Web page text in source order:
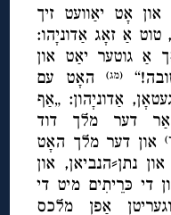
אָט יאַוועט זיך
טוט אַ זאָג אַדוניָהו:
אַ גוטער יאַט און
(מג)
האָט עם
אַדוניָהון: „אַף
דער מלך דוד
און דער מלך האָט
נתן⸗הנביאן, און
די כּרֵיתִים מיט די
אַפן מלכס